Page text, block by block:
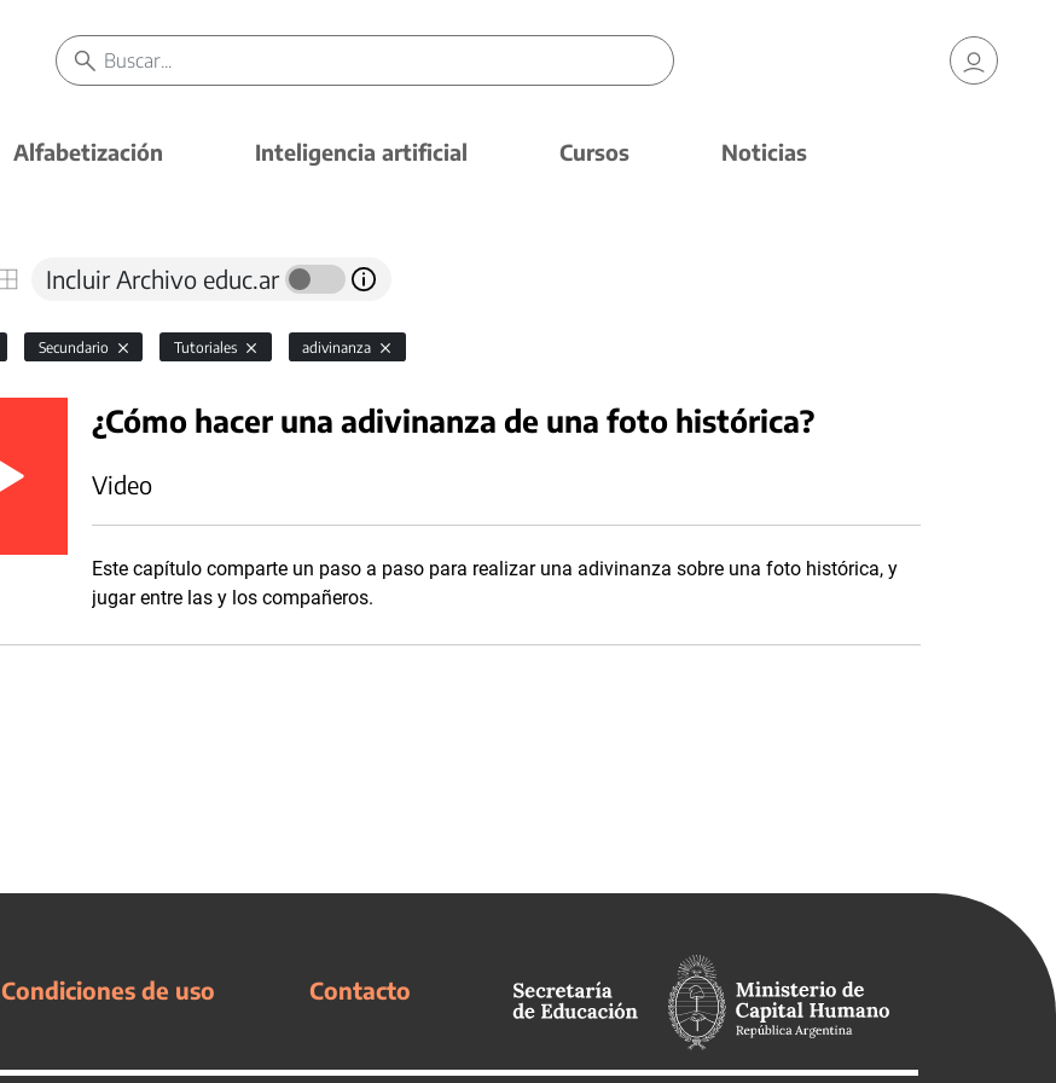
Alfabetización Inteligencia artificial Cursos Noticias
Incluir Archivo educ.ar
Secundario Tutoriales adivinanza
¿Cómo hacer una adivinanza de una foto histórica?
Video
Este capítulo comparte un paso a paso para realizar una adivinanza sobre una foto histórica, y
jugar entre las y los compañeros.
Condiciones de uso Contacto